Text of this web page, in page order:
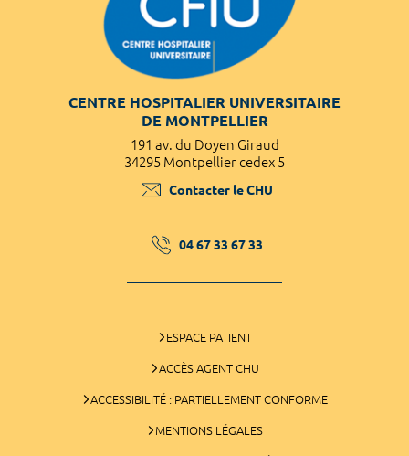
CENTRE HOSPITALIER UNIVERSITAIRE
DE MONTPELLIER
191 av. du Doyen Giraud
34295 Montpellier cedex 5
Contacter le CHU
04 67 33 67 33
ESPACE PATIENT
ACCÈS AGENT CHU
ACCESSIBILITÉ : PARTIELLEMENT CONFORME
MENTIONS LÉGALES